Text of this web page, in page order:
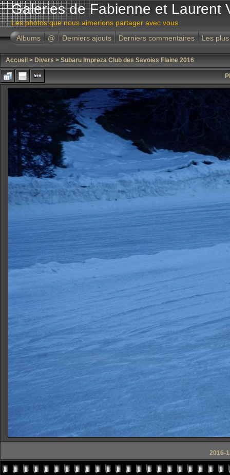
Galeries de Fabienne et Laurent
Les photos que nous aimerions partager avec vous
Albums
@ Derniers ajouts Derniers commentaires Les
Accueil > Divers > Subaru Impreza Club des Savoies Flaine 2016
2016-